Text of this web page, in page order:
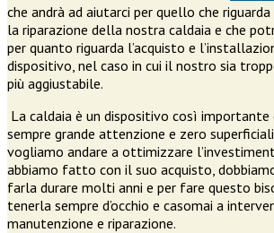
che andrà ad aiutarci per quello che
la riparazione della nostra caldaia e che
per quanto riguarda l’acquisto e
dispositivo, nel caso in cui il nostro sia
più aggiustabile.
La caldaia è un dispositivo così importante
sempre grande attenzione e zero
vogliamo andare a ottimizzare
abbiamo fatto con il suo acquisto,
farla durare molti anni e per fare questo
tenerla sempre d’occhio e casomai a
manutenzione e riparazione.